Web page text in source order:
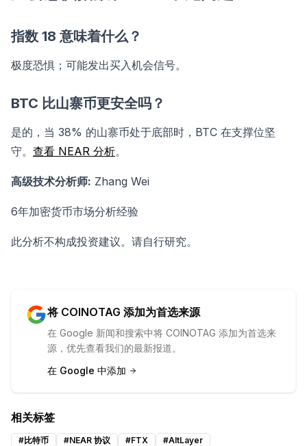
指数 18 意味着什么？
极度恐惧；可能发出买入机会信号。
BTC 比山寨币更安全吗？
是的，当 38% 的山寨币处于底部时，BTC 在支撑位坚
守。 查看 NEAR 分析。
高级技术分析师: Zhang Wei
6年加密货币市场分析经验
此分析不构成投资建议。请自行研究。
将 COINOTAG 添加为首选来源
在 Google 新闻和搜索中将 COINOTAG 添加为首选来
源，优先查看我们的最新报道。
在 Google 中添加
相关标签
#比特币 #NEAR 协议 #FTX #AltLayer